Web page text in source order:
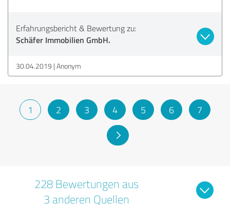
Erfahrungsbericht & Bewertung zu:
Schäfer Immobilien GmbH.
30.04.2019 Anonym
1 2 3 4 5 6 7
228 Bewertungen aus
3 anderen Quellen